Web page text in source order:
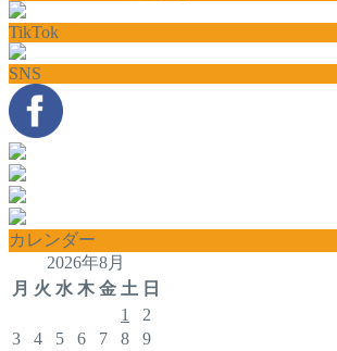
TikTok
SNS
カレンダー
2026年8月
月 火 水 木 金 土 日
1
2
3
4 5 6 7 8
9